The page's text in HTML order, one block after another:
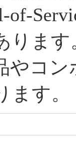
of-
りま
やコ
す。